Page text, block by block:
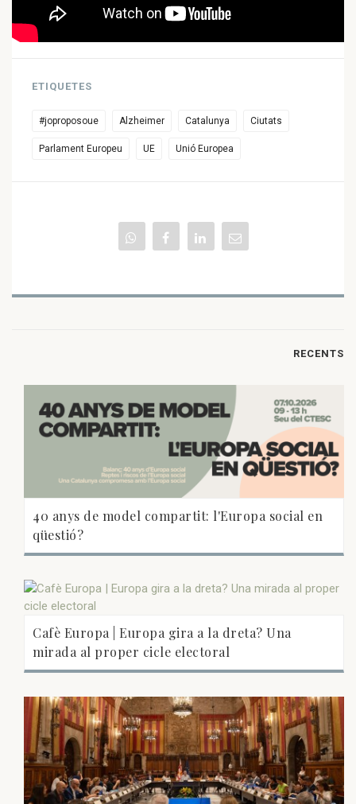
ETIQUETES
#joproposoue Alzheimer Catalunya Ciutats
Parlament Europeu UE Unió Europea
RECENTS
40 anys de model compartit: l'Europa social en
qüestió?
Cafè Europa | Europa gira a la dreta? Una
mirada al proper cicle electoral